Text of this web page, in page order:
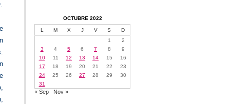
OCTUBRE 2022
L M X J V S
D
1
2
3
4 5 6 7 8
9
10
11 12 13 14 15
16
17
18 19 20 21 22
23
24
25 26 27 28 29
30
31
« Sep Nov »